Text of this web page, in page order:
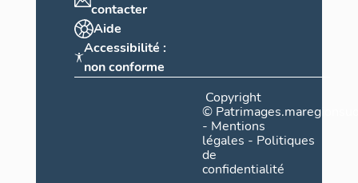
contacter
Aide
Accessibilité :
non conforme
Copyright
©
- Mentions
légales - Politiques
de
confidentialité